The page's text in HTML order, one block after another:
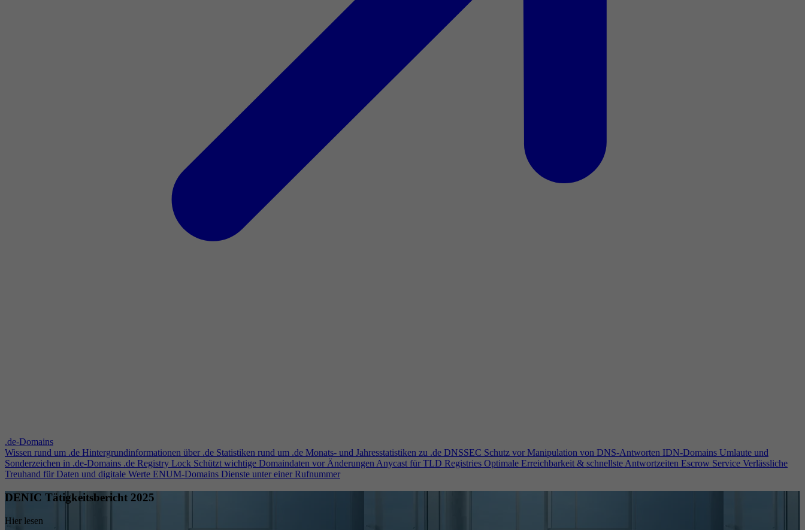
.de-Domains
Wissen rund um .de Hintergrundinformationen über .de Statistiken rund um .de Monats- und Jahresstatistiken zu .de DNSSEC Schutz vor Manipulation von DNS-Antworten IDN-Domains Umlaute und
Sonderzeichen in .de-Domains .de Registry Lock Schützt wichtige Domaindaten vor ÄnderungenAnycast für TLD Registries Optimale Erreichbarkeit & schnellste Antwortzeiten Escrow Service Verlässliche
Treuhand für Daten und digitale Werte ENUM-Domains Dienste unter einer Rufnummer
DENIC Tätigkeitsbericht 2025
Hier lesen